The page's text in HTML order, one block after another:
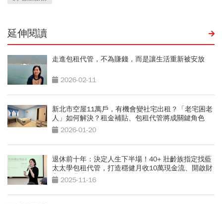
延伸閱讀
走進包租代管，不為賺錢，而是讓生活重新被安放
2026-02-11
新北市空屋11萬戶，有機會變社宅出租？「老宅困老
人」如何解決？租金補貼、包租代管將成關鍵角色
2026-01-20
退休前十年：決定人生下半場！40+ 壯齡族指定找藍
太太學包租代管，打造穩健月收10萬現金流、開啟財
富第二曲線
2025-11-16